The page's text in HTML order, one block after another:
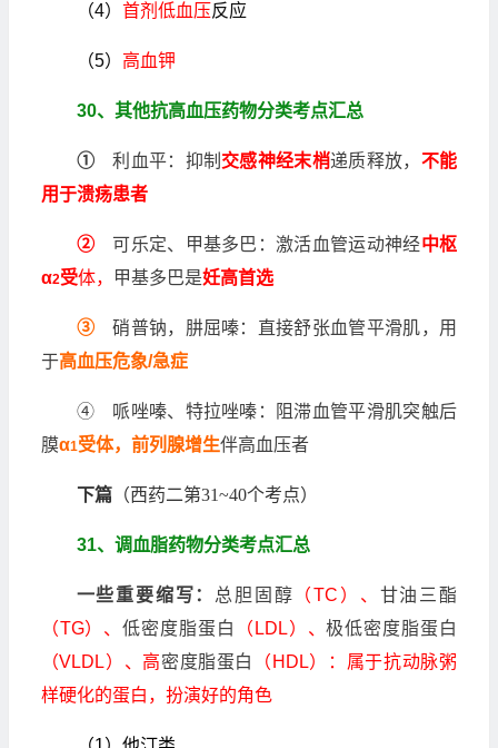
（4） 首剂低血压反应
（5） 高血钾
30、其他抗高血压药物分类考点汇总
①利血平：抑制 交感神经末梢递质释放， 不能
用于溃疡患者
② 可乐定、甲基多巴：激活血管运动神经中枢
α2受体， 甲基多巴是妊高首选
③硝普钠，肼屈嗪：直接舒张血管平滑肌，用
于高血压危象/急症
④ 哌唑嗪、特拉唑嗪：阻滞血管平滑肌突触后
膜α1受体，前列腺增生伴高血压者
下篇（西药二第31~40个考点）
31、调血脂药物分类考点汇总
一些重要缩写： 总胆固醇 （TC）、 甘油三酯
（TG）、低密度脂蛋白 （LDL）、极低密度脂蛋白
（VLDL）、高密度脂蛋白
（HDL）：属于抗动脉粥
样硬化的蛋白，扮演好的角色